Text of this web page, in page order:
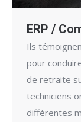
ERP /
Ils
pour
de retraite
techniciens
différentes